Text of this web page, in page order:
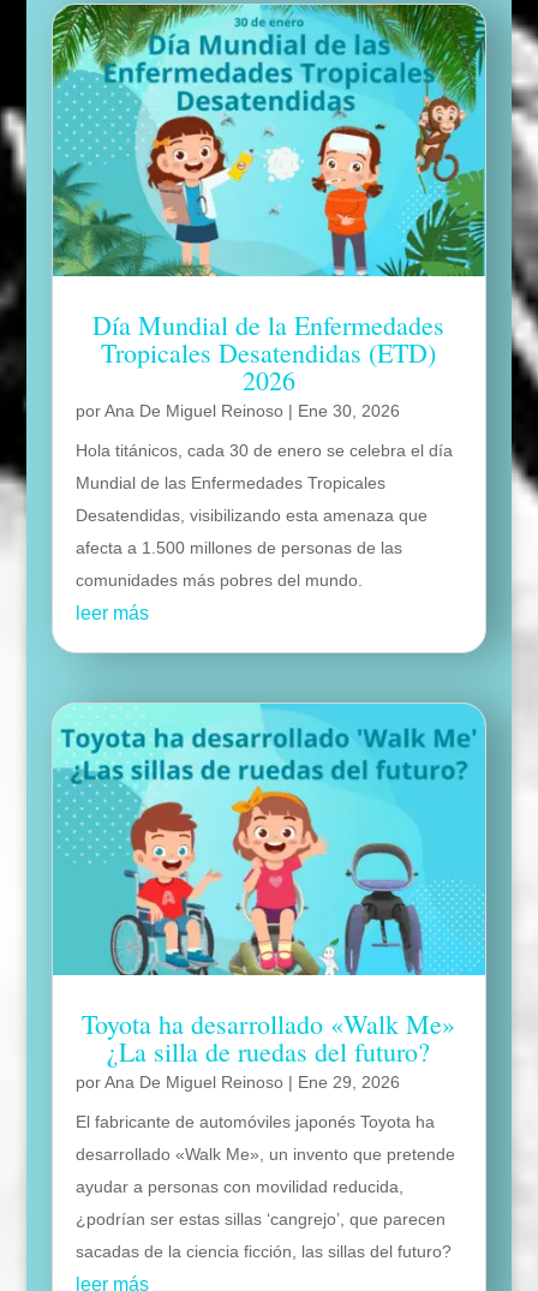
Día Mundial de la Enfermedades
Tropicales Desatendidas (ETD)
2026
porAna De Miguel Reinoso| Ene 30, 2026
Hola titánicos, cada 30 de enero se celebra el día
Mundial de las Enfermedades Tropicales
Desatendidas, visibilizando esta amenaza que
afecta a 1.500 millones de personas de las
comunidades más pobres del mundo.
leer más
Toyota ha desarrollado «Walk Me»
¿La silla de ruedas del futuro?
porAna De Miguel Reinoso| Ene 29, 2026
El fabricante de automóviles japonés Toyota ha
desarrollado «Walk Me», un invento que pretende
ayudar a personas con movilidad reducida,
¿podrían ser estas sillas ‘cangrejo’, que parecen
sacadas de la ciencia ficción, las sillas del futuro?
leer más